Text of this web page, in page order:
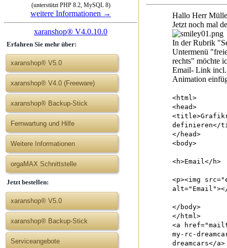
(unterstützt PHP 8.2, MySQL 8)
weitere Informationen →
xaranshop® V4.0.10.0
Erfahren Sie mehr über:
xaranshop® V5.0
xaranshop® V4.0 (Freeware)
xaranshop® Backup-Stick
Fernwartung und Hilfe
Weitere Informationen
orgaMAX Schnittstelle
Jetzt bestellen:
xaranshop® V5.0
xaranshop® Backup-Stick
Serviceangebote
Hallo Herr
Jetzt noch mal
In der Rubrik
Untermenü
rechts" möchte
Email- Link
Animation
<html>
<head>
definieren</
</head>
<body>
<h>Email</h>
<p><img
</body>
</html>
<a
my-rc-
dreamcars</a>